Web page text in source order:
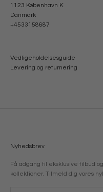
1123 København K
Danmark
+4533158687
Vedligeholdelsesguide
Levering og returnering
Nyhedsbrev
Få adgang til eksklusive tilbud
kollektioner. Tilmeld dig vores